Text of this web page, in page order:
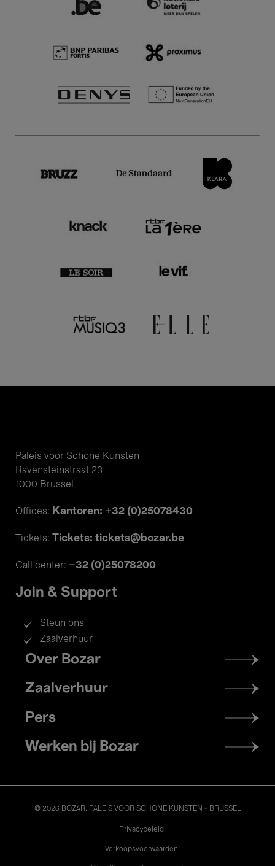
Paleis voor Schone Kunsten
Ravensteinstraat 23
1000 Brussel
Offices: Kantoren: +32 (0)25078430
Tickets: Tickets: tickets@bozar.be
Call center: +32 (0)25078200
Join & Support
Steun ons
Zaalverhuur
Footer
menu
Over Bozar
Zaalverhuur
Pers
Werken bij Bozar
© 2026 BOZAR. PALEIS VOOR SCHONE KUNSTEN - BRUSSEL
Privacybeleid
Verkoopsvoorwaarden